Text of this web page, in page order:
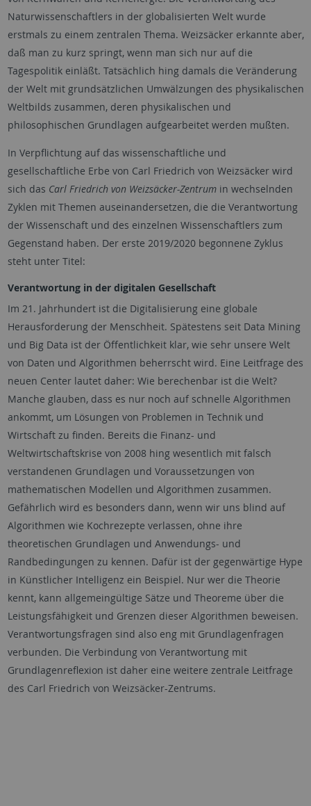
Naturwissenschaftlers in der globalisierten Welt wurde
erstmals zu einem zentralen Thema. Weizsäcker erkannte aber,
daß man zu kurz springt, wenn man sich nur auf die
Tagespolitik einläßt. Tatsächlich hing damals die Veränderung
der Welt mit grundsätzlichen Umwälzungen des physikalischen
Weltbilds zusammen, deren physikalischen und
philosophischen Grundlagen aufgearbeitet werden mußten.
In Verpflichtung auf das wissenschaftliche und
gesellschaftliche Erbe von Carl Friedrich von Weizsäcker wird
sich das Carl Friedrich von Weizsäcker-Zentrumin wechselnden
Zyklen mit Themen auseinandersetzen, die die Verantwortung
der Wissenschaft und des einzelnen Wissenschaftlers zum
Gegenstand haben. Der erste 2019/2020 begonnene Zyklus
steht unter Titel:
Verantwortung in der digitalen Gesellschaft
Im 21. Jahrhundert ist die Digitalisierung eine globale
Herausforderung der Menschheit. Spätestens seit Data Mining
und Big Data ist der Öffentlichkeit klar, wie sehr unsere Welt
von Daten und Algorithmen beherrscht wird. Eine Leitfrage des
neuen Center lautet daher: Wie berechenbar ist die Welt?
Manche glauben, dass es nur noch auf schnelle Algorithmen
ankommt, um Lösungen von Problemen in Technik und
Wirtschaft zu finden. Bereits die Finanz- und
Weltwirtschaftskrise von 2008 hing wesentlich mit falsch
verstandenen Grundlagen und Voraussetzungen von
mathematischen Modellen und Algorithmen zusammen.
Gefährlich wird es besonders dann, wenn wir uns blind auf
Algorithmen wie Kochrezepte verlassen, ohne ihre
theoretischen Grundlagen und Anwendungs- und
Randbedingungen zu kennen. Dafür ist der gegenwärtige Hype
in Künstlicher Intelligenz ein Beispiel. Nur wer die Theorie
kennt, kann allgemeingültige Sätze und Theoreme über die
Leistungsfähigkeit und Grenzen dieser Algorithmen beweisen.
Verantwortungsfragen sind also eng mit Grundlagenfragen
verbunden. Die Verbindung von Verantwortung mit
Grundlagenreflexion ist daher eine weitere zentrale Leitfrage
des Carl Friedrich von Weizsäcker-Zentrums.